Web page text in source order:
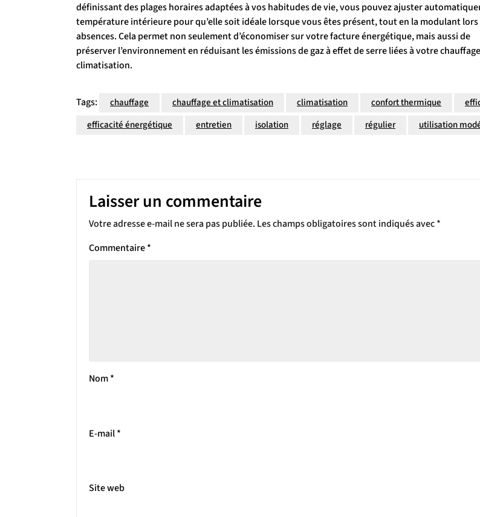
définissant des plages horaires adaptées à vos habitudes de vie, vous pouvez ajuster
température intérieure pour qu’elle soit idéale lorsque vous êtes présent, tout en la modulant lors
absences. Cela permet non seulement d’économiser sur votre facture énergétique, mais aussi de
préserver l’environnement en réduisant les émissions de gaz à effet de serre liées à votre
climatisation.
Tags: chauffage chauffage et climatisation climatisation confort thermique
efficacité énergétique
entretien isolation réglage régulier utilisation
Laisser un commentaire
Votre adresse e-mail ne sera pas publiée. Les champs obligatoires sont indiqués avec*
Commentaire*
Nom*
E-mail*
Site web